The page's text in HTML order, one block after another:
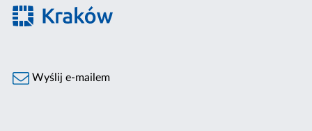
Wyślij e-mailem